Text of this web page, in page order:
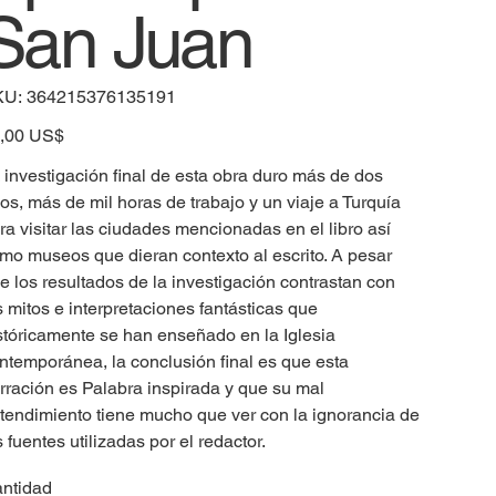
Juan
SKU
364215376135191
364215376135191
US$
investigación final de esta obra duro más de dos
más de mil horas de trabajo y un viaje a Turquía
visitar las ciudades mencionadas en el libro así
museos que dieran contexto al escrito. A pesar
los resultados de la investigación contrastan con
mitos e interpretaciones fantásticas que
se han enseñado en la Iglesia
la conclusión final es que esta
es Palabra inspirada y que su mal
tiene mucho que ver con la ignorancia de
fuentes utilizadas por el redactor.